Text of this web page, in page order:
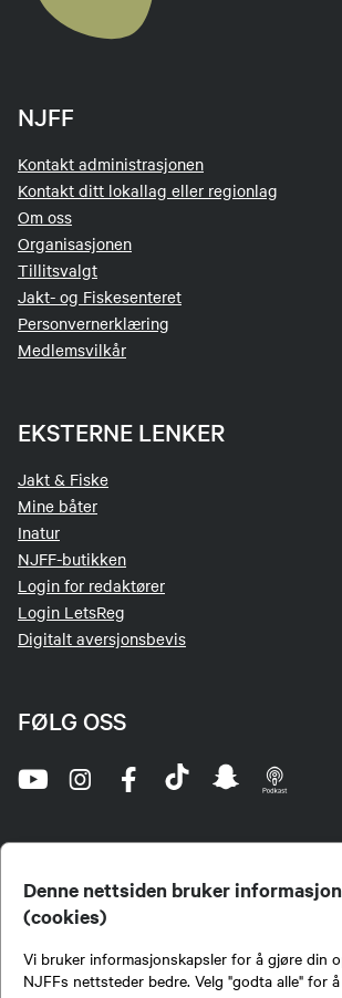
Denne nettsiden bruker
(cookies)
Vi bruker informasjonskapsler for å gjøre din
NJFFs nettsteder bedre. Velg "godta alle" for
NJFF
Kontakt administrasjonen
Kontakt ditt lokallag eller regionlag
Om oss
Organisasjonen
Tillitsvalgt
Jakt- og Fiskesenteret
Personvernerklæring
Medlemsvilkår
EKSTERNE LENKER
Jakt & Fiske
Mine båter
Inatur
NJFF-butikken
Login for redaktører
Login LetsReg
Digitalt aversjonsbevis
FØLG OSS
jegere og sportsfiskere og et av de viktigste miljøene for formidling
fiske i Norge. Vi er en partipolitisk nøytral organisasjon, men har et